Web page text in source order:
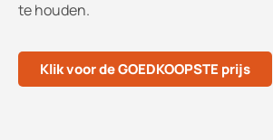
te houden.
Klik voor de GOEDKOOPSTE prijs